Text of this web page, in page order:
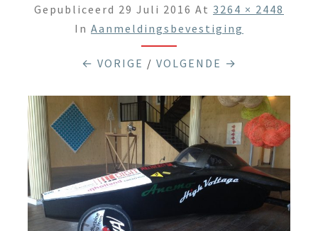
Gepubliceerd 29 Juli 2016 At 3264 × 2448
In Aanmeldingsbevestiging
← VORIGE / VOLGENDE →